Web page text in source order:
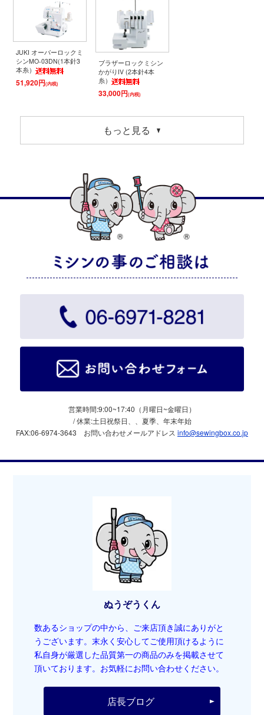
JUKI オーバーロックミ
シンMO-03DN(1本針3
本糸）
51,920円(内税)
ブラザーロックミシン
かがりIV (2本針4本
糸）
33,000円(内税)
もっと見る
営業時間:9:00~17:40（月曜日~金曜日）
/ 休業:土日祝祭日、、夏季、年末年始
FAX:06-6974-3643 お問い合わせメールアドレス info@sewingbox.co.jp
ぬうぞうくん
数あるショップの中から、ご来店頂き誠にありがと
うございます。末永く安心してご使用頂けるように
私自身が厳選した品質第一の商品のみを掲載させて
頂いております。お気軽にお問い合わせください。
店長ブログ